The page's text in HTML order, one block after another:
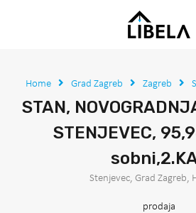
Home Grad Zagreb Zagreb
STAN,
STENJEVEC,
Stenjevec, Grad Zagreb,
prodaja